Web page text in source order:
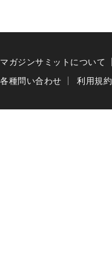
マガジンサミットについて
各種問い合わせ
利用規約